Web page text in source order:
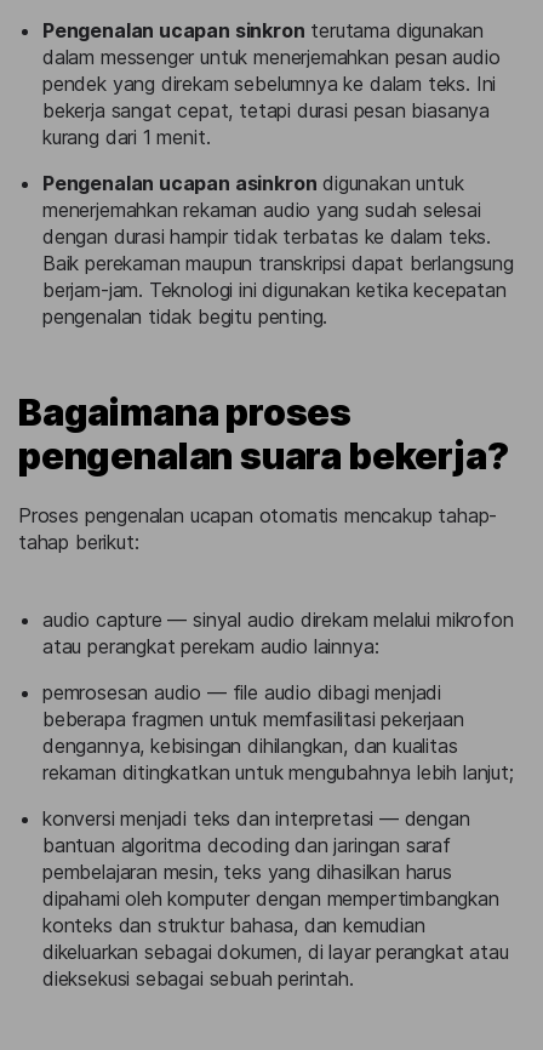
Pengenalan ucapan sinkron terutama digunakan
dalam messenger untuk menerjemahkan pesan audio
pendek yang direkam sebelumnya ke dalam teks. Ini
bekerja sangat cepat, tetapi durasi pesan biasanya
kurang dari 1 menit.
Pengenalan ucapan asinkron digunakan untuk
menerjemahkan rekaman audio yang sudah selesai
dengan durasi hampir tidak terbatas ke dalam teks.
Baik perekaman maupun transkripsi dapat berlangsung
berjam-jam. Teknologi ini digunakan ketika kecepatan
pengenalan tidak begitu penting.
Bagaimana proses
pengenalan suara bekerja?
Proses pengenalan ucapan otomatis mencakup tahap-
tahap berikut:
audio capture — sinyal audio direkam melalui mikrofon
atau perangkat perekam audio lainnya:
pemrosesan audio — file audio dibagi menjadi
beberapa fragmen untuk memfasilitasi pekerjaan
dengannya, kebisingan dihilangkan, dan kualitas
rekaman ditingkatkan untuk mengubahnya lebih lanjut;
konversi menjadi teks dan interpretasi — dengan
bantuan algoritma decoding dan jaringan saraf
pembelajaran mesin, teks yang dihasilkan harus
dipahami oleh komputer dengan mempertimbangkan
konteks dan struktur bahasa, dan kemudian
dikeluarkan sebagai dokumen, di layar perangkat atau
dieksekusi sebagai sebuah perintah.